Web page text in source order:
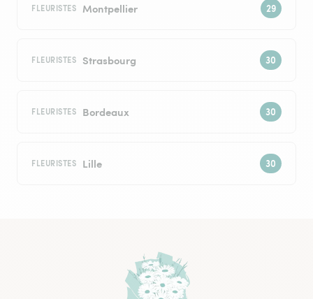
FLEURISTES Montpellier
FLEURISTES Strasbourg
FLEURISTES Bordeaux
FLEURISTES Lille